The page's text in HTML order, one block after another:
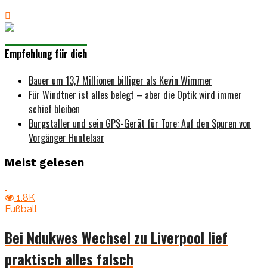
Empfehlung für dich
Bauer um 13,7 Millionen billiger als Kevin Wimmer
Für Windtner ist alles belegt – aber die Optik wird immer
schief bleiben
Burgstaller und sein GPS-Gerät für Tore: Auf den Spuren von
Vorgänger Huntelaar
Meist gelesen
1.8K
Fußball
Bei Ndukwes Wechsel zu Liverpool lief
praktisch alles falsch